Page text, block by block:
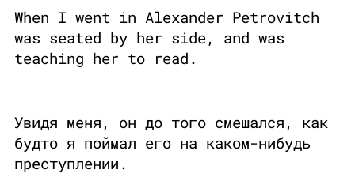
When I went in Alexander Petrovitch
was seated by her side, and was
teaching her to read.
Увидя меня, он до того смешался, как
будто я поймал его на каком-нибудь
преступлении.